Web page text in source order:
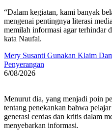
“Dalam kegiatan, kami banyak
mengenai pentingnya literasi
memilah informasi agar terhindar
kata Naufal.
Mery Susanti Gunakan Klaim
Penyerangan
6/08/2026
Menurut dia, yang menjadi poin
tentang penekankan bahwa
generasi cerdas dan kritis dalam
menyebarkan informasi.